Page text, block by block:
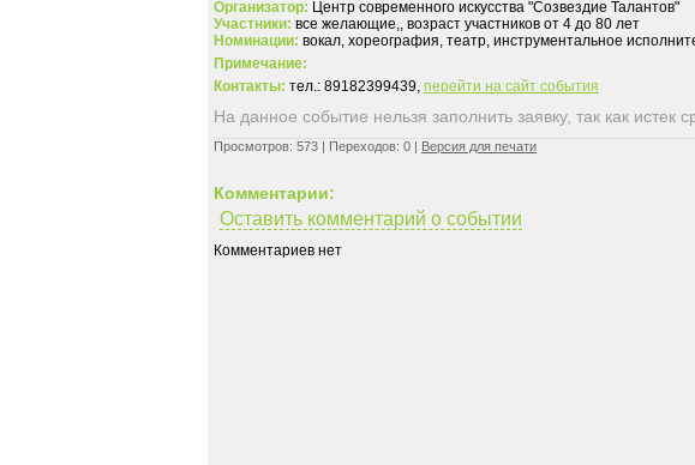
Организатор: Центр современного искусства "Созвездие Талантов"
Участники: все желающие,, возраст участников от 4 до 80 лет
Номинации: вокал, хореография, театр, инструментальное
Примечание:
Контакты: тел.: 89182399439, перейти на сайт события
На данное событие нельзя заполнить заявку, так как истек
Просмотров: 573 | Переходов: 0 | Версия для печати
Комментарии:
Оставить комментарий о событии
Комментариев нет